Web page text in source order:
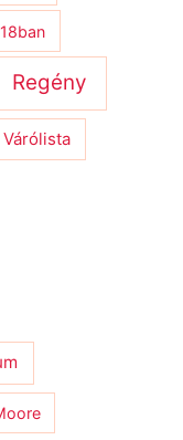
Regény
Várólista